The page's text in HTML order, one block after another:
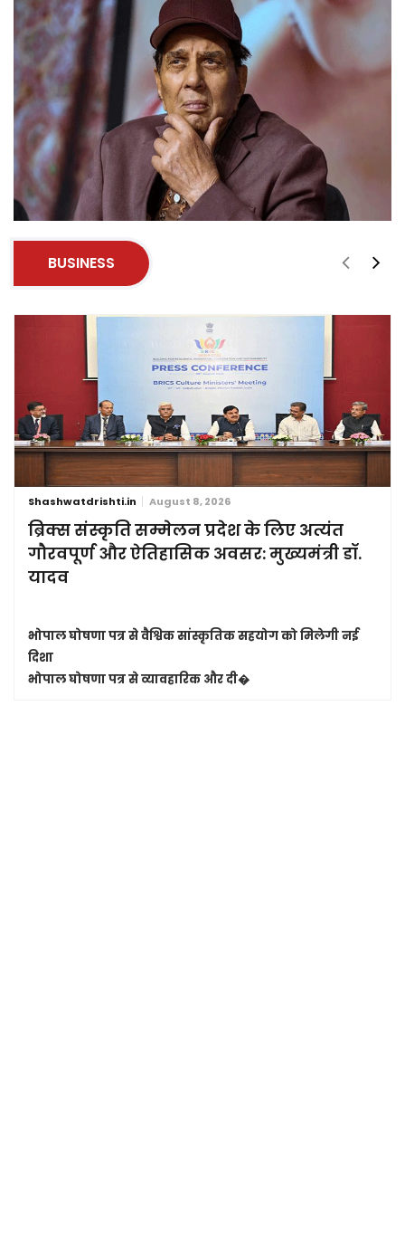
BUSINESS
Shashwatdrishti.in August 8, 2026
ब्रिक्स संस्कृति सम्मेलन प्रदेश के लिए अत्यंत
गौरवपूर्ण और ऐतिहासिक अवसर: मुख्यमंत्री डॉ.
यादव
भोपाल घोषणा पत्र से वैश्विक सांस्कृतिक सहयोग को मिलेगी नई
दिशा
भोपाल घोषणा पत्र से व्यावहारिक और दी�